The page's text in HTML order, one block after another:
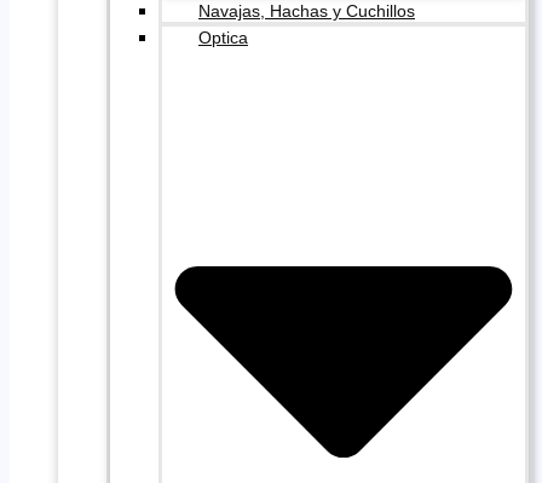
Navajas, Hachas y Cuchillos
Optica